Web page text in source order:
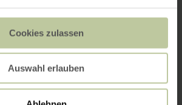
Cookies zulassen
Auswahl erlauben